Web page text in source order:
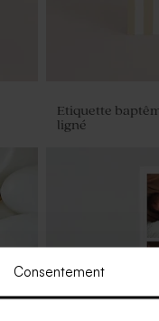
Consentement
Etiquette
ligné